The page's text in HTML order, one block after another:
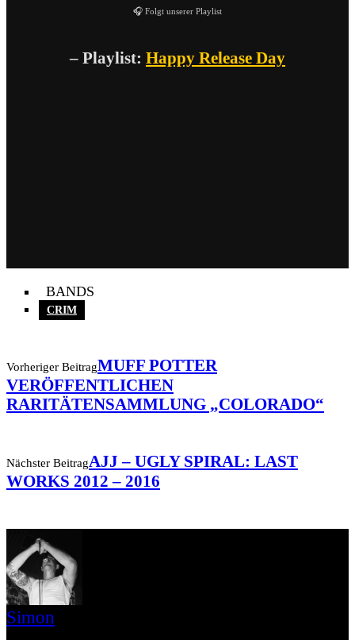
🎧 Folgt unserer Playlist
– Playlist: Happy Release Day
BANDS
CRIM
Vorheriger BeitragMUFF POTTER
VERÖFFENTLICHEN
RARITÄTENSAMMLUNG „COLORADO“
Nächster BeitragAJJ – UGLY SPIRAL: LAST
WORKS 2012 – 2016
Simon